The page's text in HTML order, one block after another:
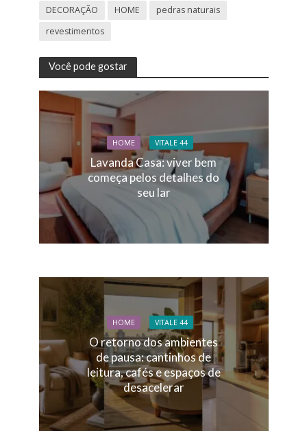
DECORAÇÃO
HOME
pedras naturais
revestimentos
Você pode gostar
HOME VITALE 44
Lavanda Casa: viver bem
começa pelos detalhes do
seu lar
HOME VITALE 44
O retorno dos ambientes
de pausa: cantinhos de
leitura, cafés e espaços de
desacelerar